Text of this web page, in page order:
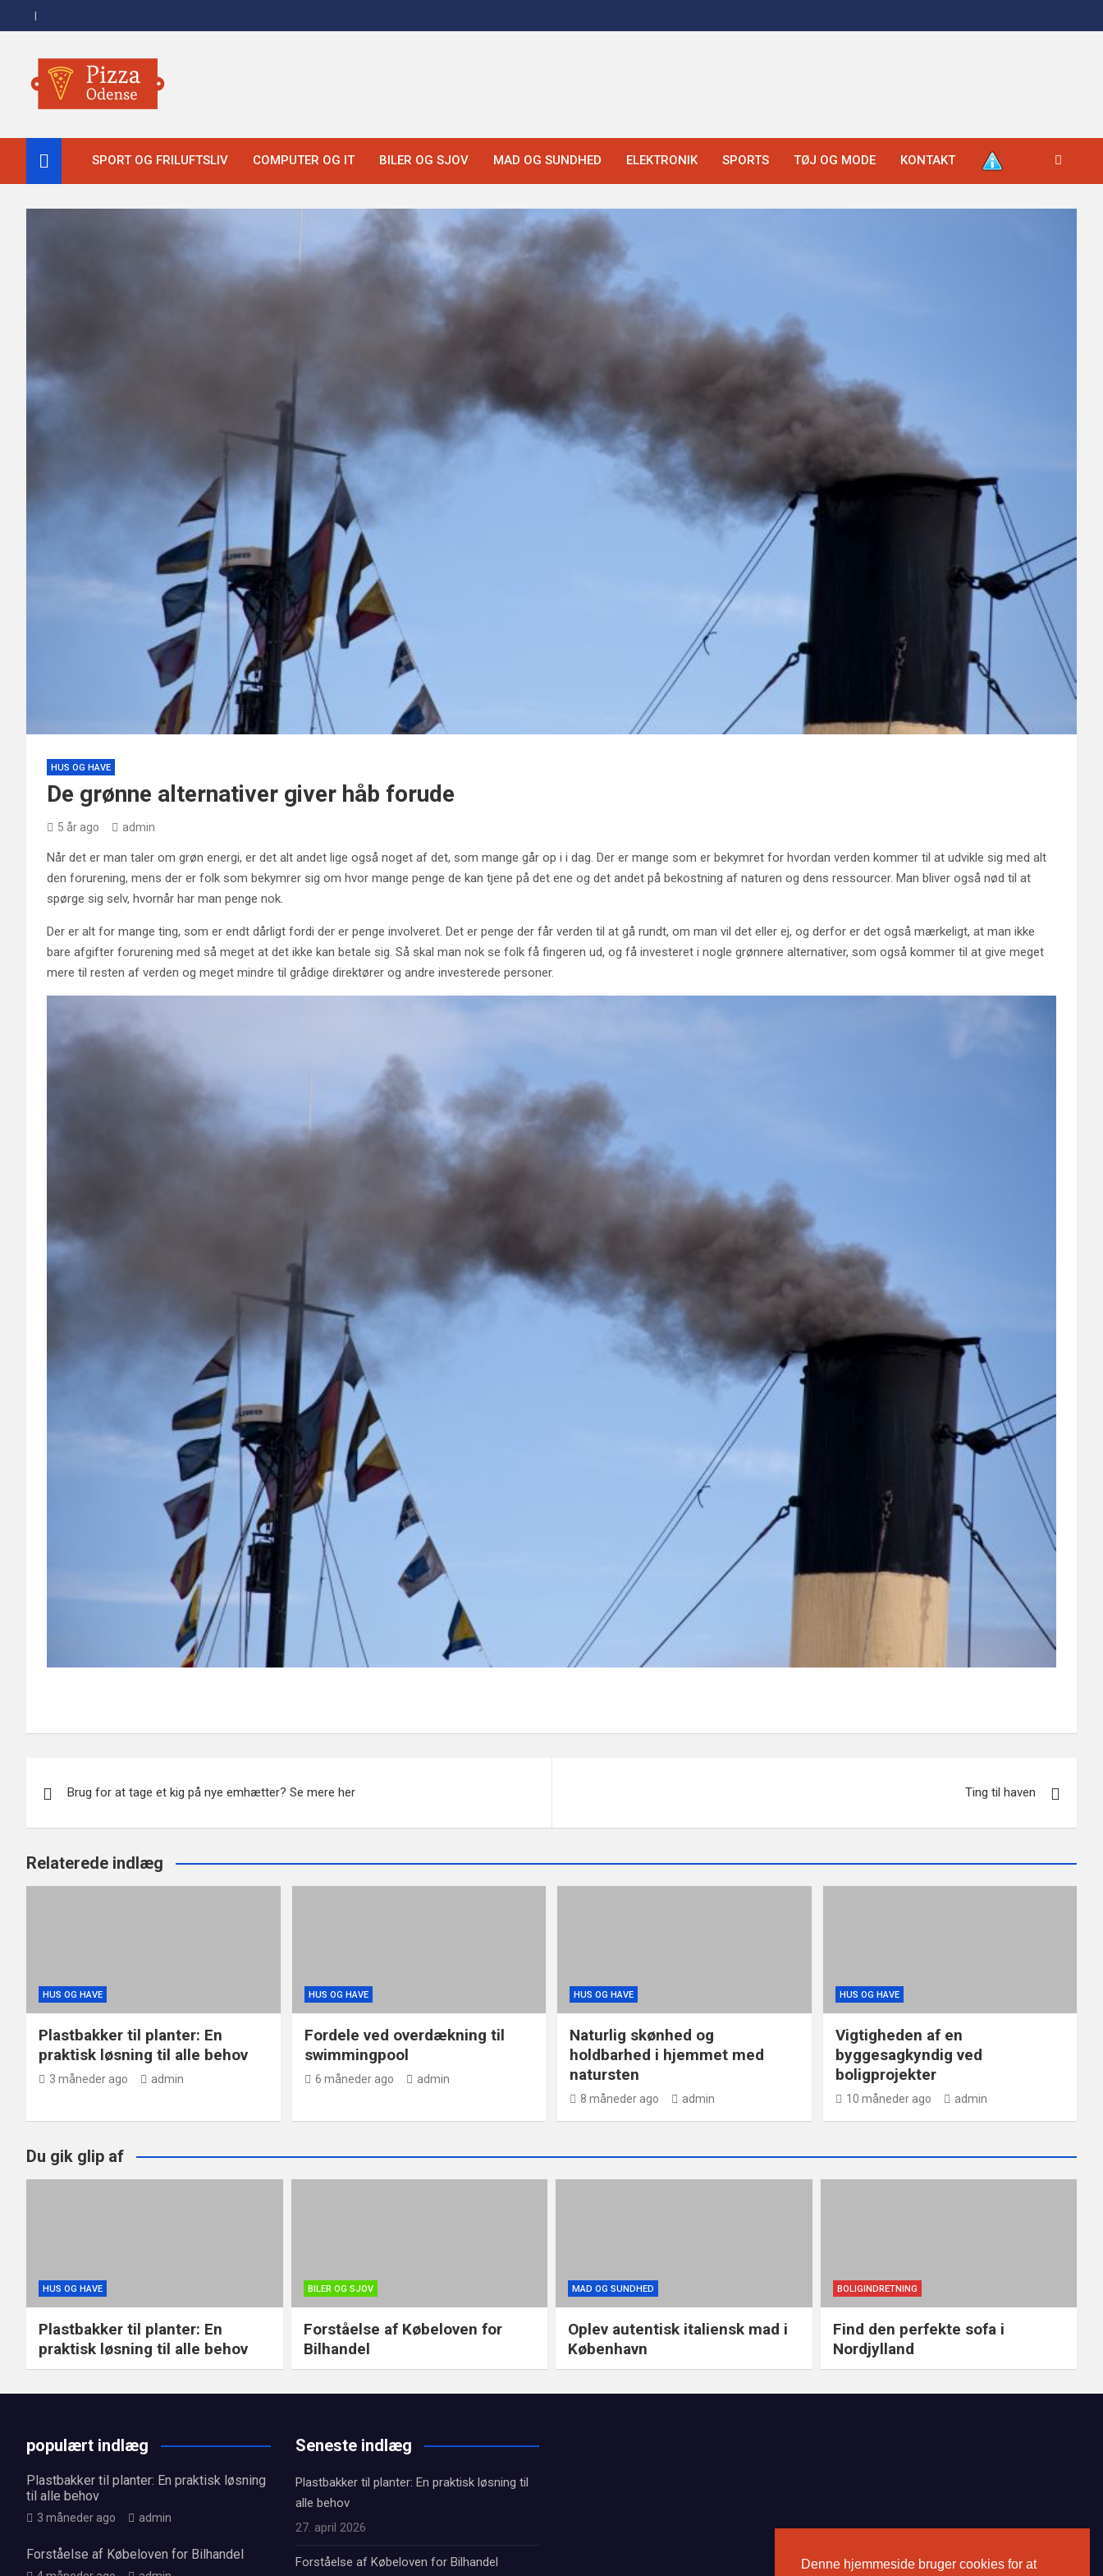
to
Pizza Odense
SPORT OG FRILUFTSLIV COMPUTER OG IT BILER OG SJOV MAD OG SUNDHED ELEKTRONIK SPORTS TØJ OG MODE KONTAKT
HUS OG HAVE
De grønne alternativer giver håb forude
5 år ago admin
Når det er man taler om grøn energi, er det alt andet lige også noget af det, som mange går op i i dag. Der er mange som er bekymret for hvordan verden kommer til at udvikle sig med alt
den forurening, mens der er folk som bekymrer sig om hvor mange penge de kan tjene på det ene og det andet på bekostning af naturen og dens ressourcer. Man bliver også nød til at
spørge sig selv, hvornår har man penge nok.
Der er alt for mange ting, som er endt dårligt fordi der er penge involveret. Det er penge der får verden til at gå rundt, om man vil det eller ej, og derfor er det også mærkeligt, at man ikke
bare afgifter forurening med så meget at det ikke kan betale sig. Så skal man nok se folk få fingeren ud, og få investeret i nogle grønnere alternativer, som også kommer til at give meget
mere til resten af verden og meget mindre til grådige direktører og andre investerede personer.
Brug for at tage et kig på nye emhætter? Se mere her Ting til haven
Relaterede indlæg
HUS OG HAVE
Plastbakker til planter: En
praktisk løsning til alle behov
3 måneder ago admin
HUS OG HAVE
Fordele ved overdækning til
swimmingpool
6 måneder ago admin
HUS OG HAVE
Naturlig skønhed og
holdbarhed i hjemmet med
natursten
8 måneder ago admin
HUS OG HAVE
Vigtigheden af en
byggesagkyndig ved
boligprojekter
10 måneder ago admin
Du gik glip af
HUS OG HAVE
Plastbakker til planter: En
praktisk løsning til alle behov
BILER OG SJOV
Forståelse af Købeloven for
Bilhandel
MAD OG SUNDHED
Oplev autentisk italiensk mad i
København
BOLIGINDRETNING
Find den perfekte sofa i
Nordjylland
populært indlæg
Plastbakker til planter: En praktisk løsning
til alle behov
3 måneder ago admin
Forståelse af Købeloven for Bilhandel
Seneste indlæg
Plastbakker til planter: En praktisk løsning til
alle behov
27. april 2026
Forståelse af Købeloven for Bilhandel Denne hjemmeside bruger cookies for at